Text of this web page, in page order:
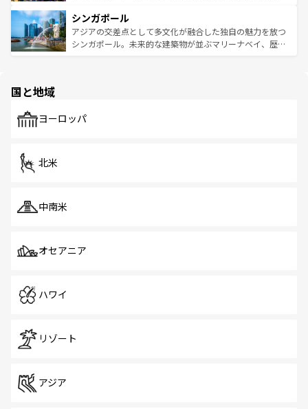
参照してほしい。
激する。気候は一年中温暖で、どの季節にも異なる楽しみ
が待っている。親しみやすいタイの人々、仏教を中心とし
た文化、そして多様な観光資源が、訪れる旅人を魅了し続
み、どこを訪れても感動するはず。観光スポットが密集し
ており、効率よく見どころを回れるのも魅力。息をのむよ
うな絶景から文化的な体験まで、香港を存分に楽しみ尽く
シンガポール
アジアの交差点として多文化が融合した独自の魅力を放つ
シンガポール。未来的な建築物が並ぶマリーナベイ、歴史
で、ホーカーズは地元の風情を楽しめる外せないスポット
国と地域
ヨーロッパ
北米
中南米
オセアニア
ハワイ
リゾート
アジア